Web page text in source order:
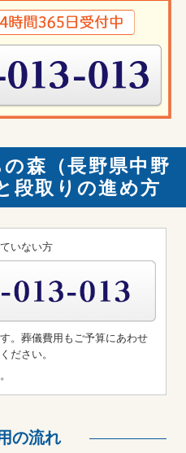
森（長野県中野
段取りの進め方
いない方
。葬儀費用もご予算にあわせ
ださい。
の流れ